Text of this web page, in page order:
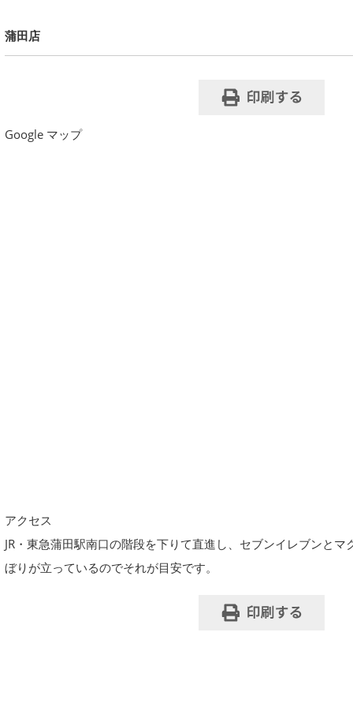
蒲田店
Google マップ
アクセス
JR・東急蒲田駅南口の階段を下りて直進し、セブンイレブンと
ぼりが立っているのでそれが目安です。